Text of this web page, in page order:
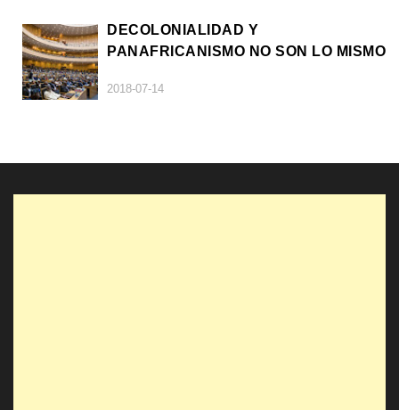
DECOLONIALIDAD Y
PANAFRICANISMO NO SON LO MISMO
2018-07-14